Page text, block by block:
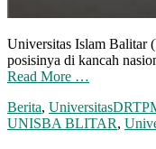
Universitas Islam Balitar
posisinya di kancah
Read More …
Berita, Universitas
UNISBA BLITAR,